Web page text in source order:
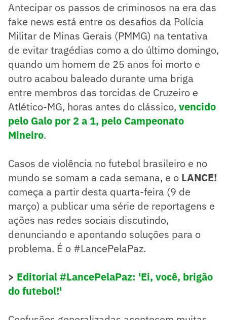
Antecipar os passos de criminosos na era das
fake news está entre os desafios da Polícia
Militar de Minas Gerais (PMMG) na tentativa
de evitar tragédias como a do último domingo,
quando um homem de 25 anos foi morto e
outro acabou baleado durante uma briga
entre membros das torcidas de Cruzeiro e
Atlético-MG, horas antes do clássico, vencido
pelo Galo por 2 a 1, pelo Campeonato
Mineiro.
Casos de violência no futebol brasileiro e no
mundo se somam a cada semana, e o LANCE!
começa a partir desta quarta-feira (9 de
março) a publicar uma série de reportagens e
ações nas redes sociais discutindo,
denunciando e apontando soluções para o
problema. É o #LancePelaPaz.
> Editorial #LancePelaPaz: 'Ei, você, brigão
do futebol!'